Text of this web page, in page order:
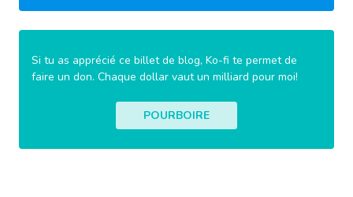
Si tu as apprécié ce billet de blog, Ko-fi te permet de
faire un don. Chaque dollar vaut un milliard pour moi!
POURBOIRE